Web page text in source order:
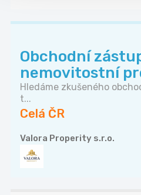
Obchodní
nemovitostní
Hledáme zkušeného
t...
Celá ČR
Valora Properity s.r.o.